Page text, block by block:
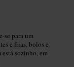
se para um
e frias, bolos e
sozinho, em